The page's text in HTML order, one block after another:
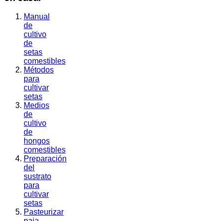
Manual
de
cultivo
de
setas
comestibles
Métodos
para
cultivar
setas
Medios
de
cultivo
de
hongos
comestibles
Preparación
del
sustrato
para
cultivar
setas
Pasteurizar